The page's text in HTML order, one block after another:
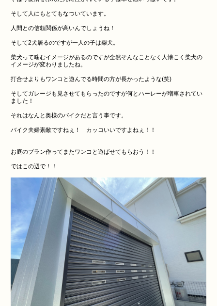
そして人にもとてもなついています。
人間との信頼関係が高いんでしょうね！
そして2犬居るのですが一人の子は柴犬。
柴犬って噛むイメージがあるのですが全然そんなことなく人懐こく柴犬の
イメージが変わりましたね。
打合せよりもワンコと遊んでる時間の方が長かったような(笑)
そしてガレージも見させてもらったのですが何とハーレーが増車されてい
ました！
それはなんと奥様のバイクだと言う事です。
バイク夫婦素敵ですねぇ！ カッコいいですよねぇ！！
お庭のプラン作ってまたワンコと遊ばせてもらおう！！
ではこの辺で！！